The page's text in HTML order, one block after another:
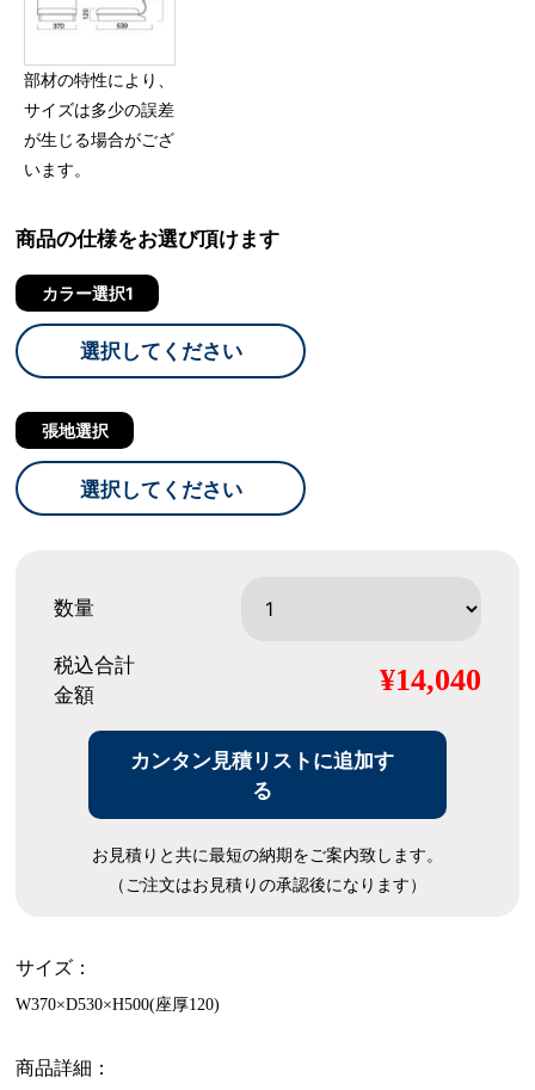
部材の特性により、
サイズは多少の誤差
が生じる場合がござ
います。
商品の仕様をお選び頂けます
カラー選択1
選択してください
張地選択
選択してください
数量
税込合計
金額
¥14,040
カンタン見積リストに追加す
る
お見積りと共に最短の納期をご案内致します。
（ご注文はお見積りの承認後になります）
サイズ：
W370×D530×H500(座厚120)
商品詳細：